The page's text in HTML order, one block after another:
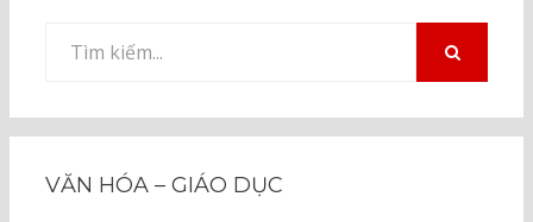
kiếm
VĂN HÓA – GIÁO DỤC